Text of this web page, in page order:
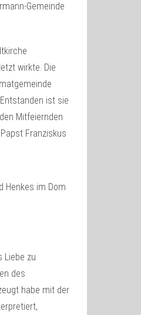
Gemeinde
wirkte. Die
ist sie
Mitfeiernden
Franziskus
Liebe zu
des
habe mit der